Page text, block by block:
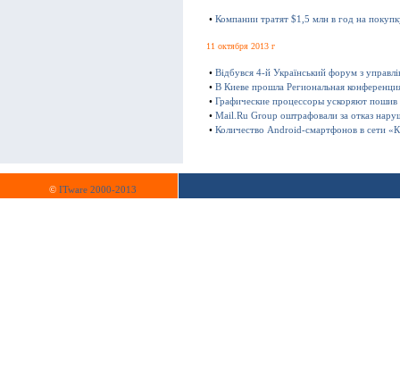
• Компании тратят $1,5 млн в год на
11 октября 2013 г
• Відбувся 4-й Український форум з
• В Киеве прошла Региональная
• Графические процессоры ускоряют
• Mail.Ru Group оштрафовали за отказ
• Количество Android-смартфонов в сети
© ITware 2000-2013